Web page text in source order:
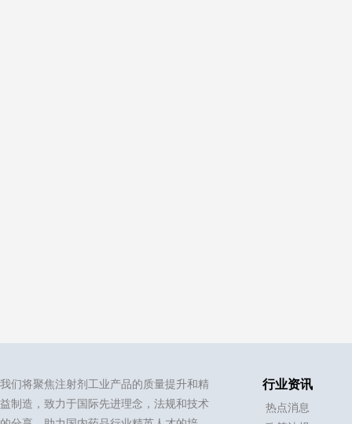
我们将聚焦注射剂工业产品的质量提升和精
益制造，致力于国际先进理念，法规和技术
行业资讯
热点消息